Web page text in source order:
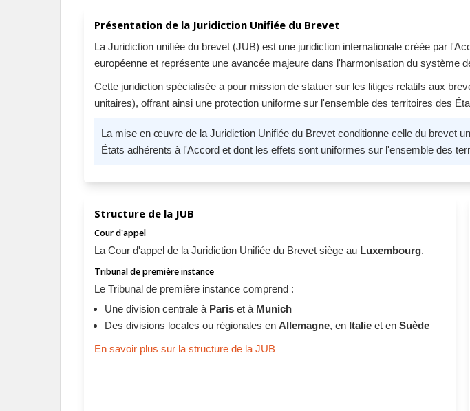
Présentation de la Juridiction Unifiée du Brevet
La Juridiction unifiée du brevet (JUB) est une juridiction internationale créée par
européenne et représente une avancée majeure dans l'harmonisation du système
Cette juridiction spécialisée a pour mission de statuer sur les litiges relatifs aux
unitaires), offrant ainsi une protection uniforme sur l'ensemble des territoires des
La mise en œuvre de la Juridiction Unifiée du Brevet conditionne celle du brevet
États adhérents à l'Accord et dont les effets sont uniformes sur l'ensemble des
Structure de la JUB
Cour d'appel
La Cour d'appel de la Juridiction Unifiée du Brevet siège au Luxembourg.
Tribunal de première instance
Le Tribunal de première instance comprend :
Une division centrale à Paris et à Munich
Des divisions locales ou régionales en Allemagne, en Italie et en Suède
En savoir plus sur la structure de la JUB